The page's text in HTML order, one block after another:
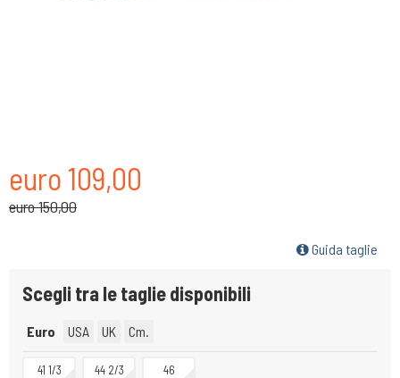
euro 109,00
euro 150,00
Guida taglie
Scegli tra le taglie disponibili
Euro USA UK Cm.
41 1/3 44 2/3 46